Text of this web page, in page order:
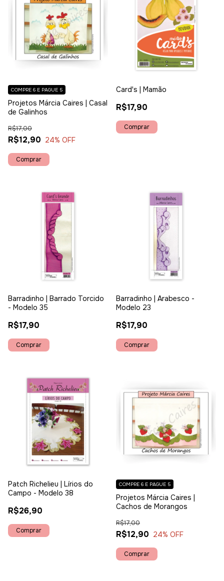
Projetos Márcia Caires | Casal
de Galinhos
R$12,90
R$17,00
24% OFF
COMPRE 6 E PAGUE 5 Card's | Mamão
R$17,90
Barradinho | Barrado Torcido
- Modelo 35
R$17,90
Barradinho | Arabesco -
Modelo 23
R$17,90
Patch Richelieu | Lírios do
Campo - Modelo 38
R$26,90
Projetos Márcia Caires |
Cachos de Morangos
R$12,90
R$17,00
24% OFF
COMPRE 6 E PAGUE 5